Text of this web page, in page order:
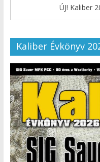
ÚJ! Kaliber
Kaliber Évkönyv